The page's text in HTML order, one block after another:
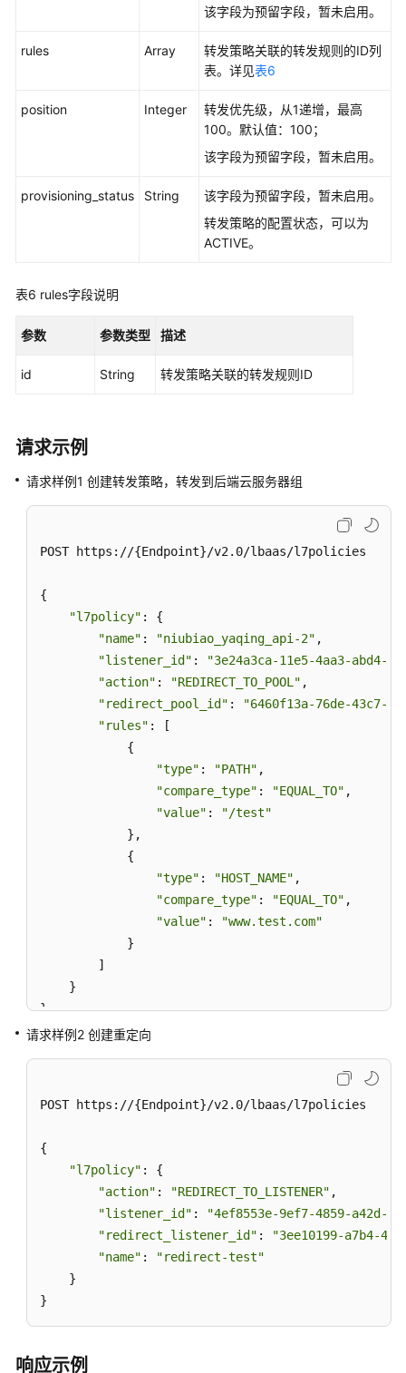
该字段为预留字段，暂未启用。
rules Array
转发策略关联的转发规则的ID列
表。详见表6
position Integer
转发优先级，从1递增，最高
100。默认值：100；
该字段为预留字段，暂未启用。
provisioning_status String
该字段为预留字段，暂未启用。
转发策略的配置状态，可以为
ACTIVE。
表6 rules字段说明
参数 参数类型 描述
id String 转发策略关联的转发规则ID
请求示例
请求样例1 创建转发策略，转发到后端云服务器组
POST https://{Endpoint}/v2.0/lbaas/l7policies
{
"l7policy" : {
"name" : "niubiao_yaqing_api-2" ,
"listener_id" :
"3e24a3ca-11e5-4aa3-abd4-
"action" : "REDIRECT_TO_POOL" ,
"redirect_pool_id" :
"6460f13a-76de-43c7-
"rules" : [
            {
"type" : "PATH" ,
"compare_type" : "EQUAL_TO" ,
"value" :
"/test"
            },
            {
"type" : "HOST_NAME" ,
"compare_type" : "EQUAL_TO" ,
"value" :
"www.test.com"
            }
        ]
    }
}
请求样例2 创建重定向
POST https://{Endpoint}/v2.0/lbaas/l7policies
{
"l7policy" : {
"action" : "REDIRECT_TO_LISTENER" ,
"listener_id" :
"4ef8553e-9ef7-4859-a42d-
"redirect_listener_id" :
"3ee10199-a7b4-
"name" :
"redirect-test"
    }
}
响应示例